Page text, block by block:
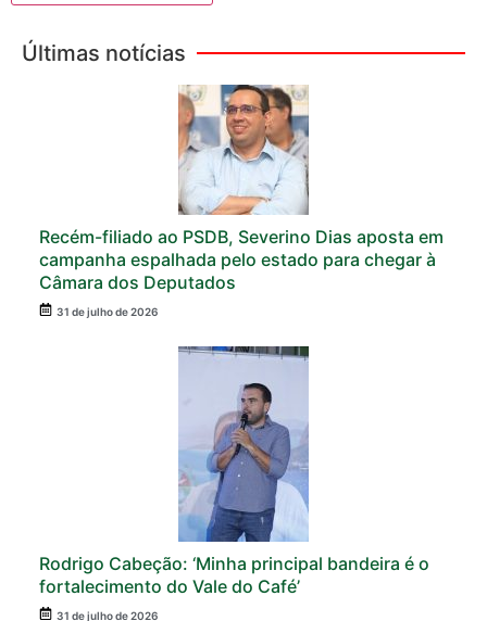
Últimas notícias
Recém-filiado ao PSDB, Severino Dias aposta em
campanha espalhada pelo estado para chegar à
Câmara dos Deputados
31 de julho de 2026
Rodrigo Cabeção: ‘Minha principal bandeira é o
fortalecimento do Vale do Café’
31 de julho de 2026